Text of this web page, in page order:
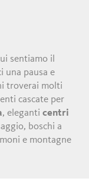
sentiamo il
una pausa e
troverai molti
cascate per
, eleganticentri
boschi a
e montagne